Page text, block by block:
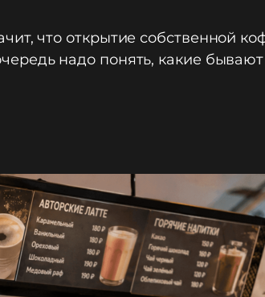
что открытие собственной
надо понять, какие